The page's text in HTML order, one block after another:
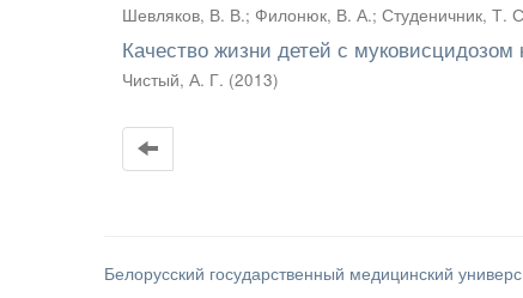
Шевляков, В. В.; Филонюк, В. А.; Студеничник, Т.
Качество жизни детей с муковисцидозом
Чистый, А. Г. (2013)
Белорусский государственный медицинский